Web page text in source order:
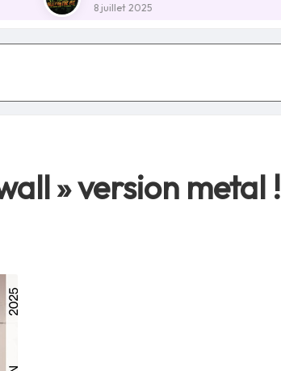
8 juillet 2025
» version metal !